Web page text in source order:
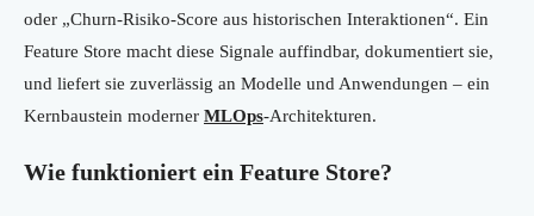
oder „Churn-Risiko-Score aus historischen Interaktionen“. Ein
Feature Store macht diese Signale auffindbar, dokumentiert sie,
und liefert sie zuverlässig an Modelle und Anwendungen – ein
Kernbaustein moderner MLOps-Architekturen.
Wie funktioniert ein Feature Store?